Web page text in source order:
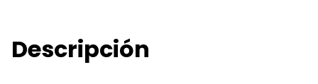
Descripción